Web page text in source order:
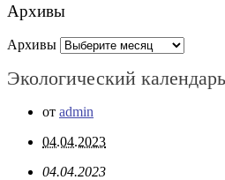
Архивы
Архивы
Экологический
от admin
04.04.2023
04.04.2023